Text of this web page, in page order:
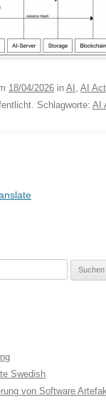
18/04/2026 in AI , AI Act
Schlagworte: AI
Swedish
von Software